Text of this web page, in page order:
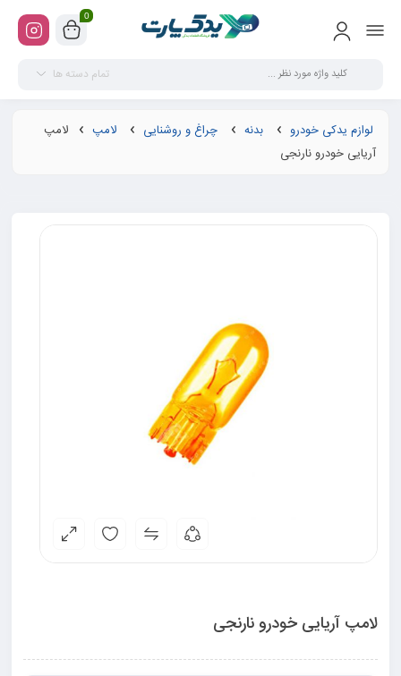
0
تمام دسته ها
لوازم یدکی خودرو بدنه چراغ و روشنایی لامپ
لامپ
آریایی خودرو نارنجی
لامپ آریایی خودرو نارنجی